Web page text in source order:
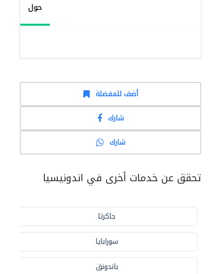
حول
أضف للمفضلة
شارك
شارك
تحقق عن خدمات أخرى في اندونيسيا
جاكرتا
سورابايا
باندونق